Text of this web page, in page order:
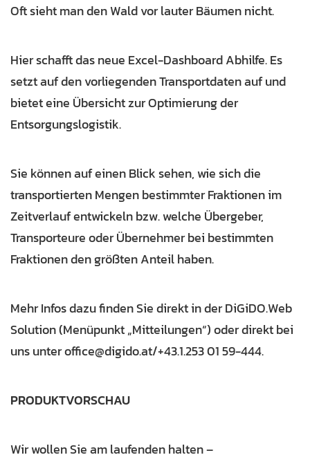
Oft sieht man den Wald vor lauter Bäumen nicht.
Hier schafft das neue Excel-Dashboard Abhilfe. Es
setzt auf den vorliegenden Transportdaten auf und
bietet eine Übersicht zur Optimierung der
Entsorgungslogistik.
Sie können auf einen Blick sehen, wie sich die
transportierten Mengen bestimmter Fraktionen im
Zeitverlauf entwickeln bzw. welche Übergeber,
Transporteure oder Übernehmer bei bestimmten
Fraktionen den größten Anteil haben.
Mehr Infos dazu finden Sie direkt in der DiGiDO.Web
Solution (Menüpunkt „Mitteilungen“) oder direkt bei
uns unter office@digido.at/+43.1.253 01 59-444.
PRODUKTVORSCHAU
Wir wollen Sie am laufenden halten –